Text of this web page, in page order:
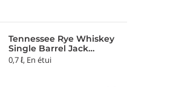
Tennessee Rye Whiskey
Single Barrel Jack
Daniel's
0,7 ℓ, En étui